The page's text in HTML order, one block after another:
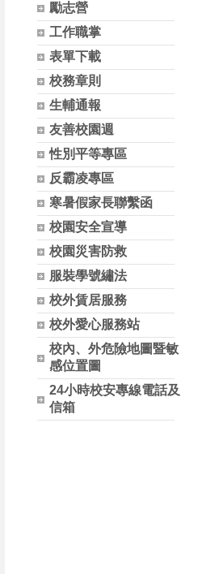
勵志營
工作職掌
表單下載
校務章則
生輔通報
友善校園週
性別平等專區
反霸凌專區
寒暑假家長聯繫函
校園安全宣導
校園災害防救
服裝學號繡法
校外賃居服務
校外愛心服務站
校內、外危險地圖暨敏
感位置圖
24小時校安專線電話及
信箱